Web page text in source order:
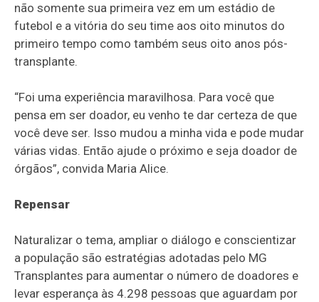
não somente sua primeira vez em um estádio de
futebol e a vitória do seu time aos oito minutos do
primeiro tempo como também seus oito anos pós-
transplante.
“Foi uma experiência maravilhosa. Para você que
pensa em ser doador, eu venho te dar certeza de que
você deve ser. Isso mudou a minha vida e pode mudar
várias vidas. Então ajude o próximo e seja doador de
órgãos”, convida Maria Alice.
Repensar
Naturalizar o tema, ampliar o diálogo e conscientizar
a população são estratégias adotadas pelo MG
Transplantes para aumentar o número de doadores e
levar esperança às 4.298 pessoas que aguardam por